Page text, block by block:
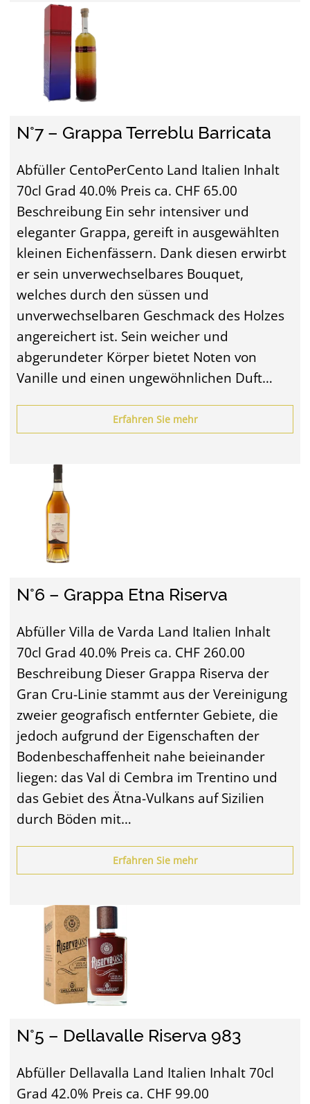
N°7 – Grappa Terreblu Barricata
Abfüller CentoPerCento Land Italien Inhalt
70cl Grad 40.0% Preis ca. CHF 65.00
Beschreibung Ein sehr intensiver und
eleganter Grappa, gereift in ausgewählten
kleinen Eichenfässern. Dank diesen erwirbt
er sein unverwechselbares Bouquet,
welches durch den süssen und
unverwechselbaren Geschmack des Holzes
angereichert ist. Sein weicher und
abgerundeter Körper bietet Noten von
Vanille und einen ungewöhnlichen Duft…
Erfahren Sie mehr
N°6 – Grappa Etna Riserva
Abfüller Villa de Varda Land Italien Inhalt
70cl Grad 40.0% Preis ca. CHF 260.00
Beschreibung Dieser Grappa Riserva der
Gran Cru-Linie stammt aus der Vereinigung
zweier geografisch entfernter Gebiete, die
jedoch aufgrund der Eigenschaften der
Bodenbeschaffenheit nahe beieinander
liegen: das Val di Cembra im Trentino und
das Gebiet des Ätna-Vulkans auf Sizilien
durch Böden mit…
Erfahren Sie mehr
N°5 – Dellavalle Riserva 983
Abfüller Dellavalla Land Italien Inhalt 70cl
Grad 42.0% Preis ca. CHF 99.00